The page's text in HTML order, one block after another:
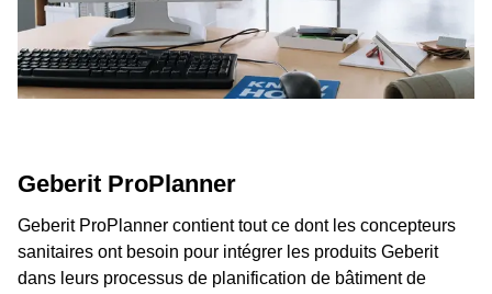
Geberit ProPlanner
Geberit ProPlanner contient tout ce dont les concepteurs
sanitaires ont besoin pour intégrer les produits Geberit
dans leurs processus de planification de bâtiment de